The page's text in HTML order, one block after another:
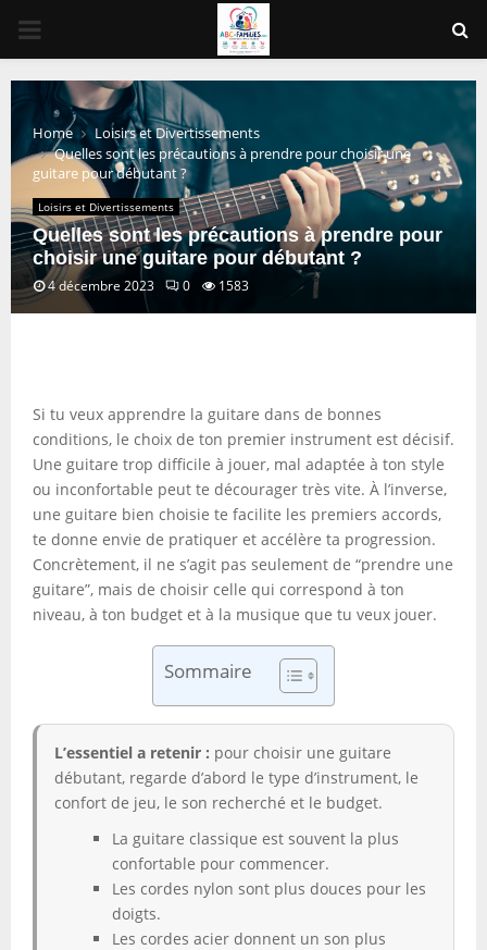
PRIMARY
MENU
Home
Loisirs et Divertissements
Quelles sont les précautions à prendre pour choisir une
guitare pour débutant ?
Loisirs et Divertissements
Quelles sont les précautions à prendre pour
choisir une guitare pour débutant ?
4 décembre 2023 0 1583
Si tu veux apprendre la guitare dans de bonnes
conditions, le choix de ton premier instrument est décisif.
Une guitare trop difficile à jouer, mal adaptée à ton style
ou inconfortable peut te décourager très vite. À l’inverse,
une guitare bien choisie te facilite les premiers accords,
te donne envie de pratiquer et accélère ta progression.
Concrètement, il ne s’agit pas seulement de “prendre une
guitare”, mais de choisir celle qui correspond à ton
niveau, à ton budget et à la musique que tu veux jouer.
Sommaire
L’essentiel a retenir : pour choisir une guitare
débutant, regarde d’abord le type d’instrument, le
confort de jeu, le son recherché et le budget.
La guitare classique est souvent la plus
confortable pour commencer.
Les cordes nylon sont plus douces pour les
doigts.
Les cordes acier donnent un son plus